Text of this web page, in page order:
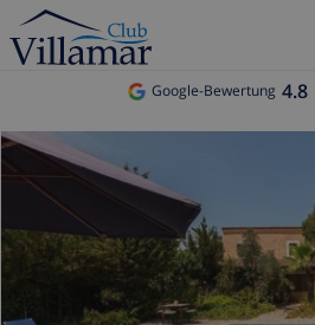
Google-Bewertung 4.8